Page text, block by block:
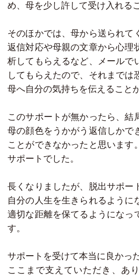
め、母を少し許して受け入れる
そのほかでは、母から送られて
返信対応や母親の文章から心理
析してもらえるなど、メールで
してもらえたので、それまでは
母へ自分の気持ちを伝えること
このサポートが無かったら、結
母の顔色をうかがう返信しかで
ことができなかったと思います
サポートでした。
長くなりましたが、脱出サポー
自分の人生を生きられるように
適切な距離を保てるようになっ
す。
サポートを受けて本当に良かっ
ここまで支えていただき、あ